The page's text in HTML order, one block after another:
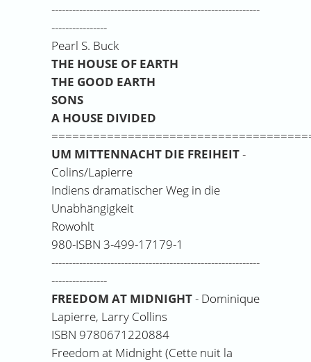
------------------------------------------------------------
----------------
Pearl S. Buck
THE HOUSE OF EARTH
THE GOOD EARTH
SONS
A HOUSE DIVIDED
UM MITTENNACHT DIE FREIHEIT-
Colins/Lapierre
Indiens dramatischer Weg in die
Unabhängigkeit
Rowohlt
980-ISBN 3-499-17179-1
------------------------------------------------------------
----------------
FREEDOM AT MIDNIGHT- Dominique
Lapierre, Larry Collins
ISBN 9780671220884
Freedom at Midnight (Cette nuit la